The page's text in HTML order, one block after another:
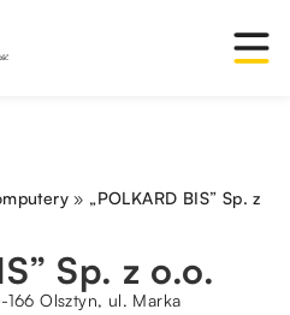
» „POLKARD BIS” Sp. z
Sp. z o.o.
Olsztyn, ul. Marka